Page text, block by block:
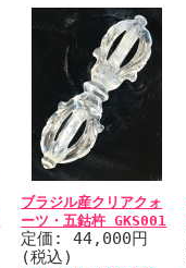
ブラジル産クリアクォ
ーツ・五鈷杵 GKS001
定価: 44,000円
(税込)